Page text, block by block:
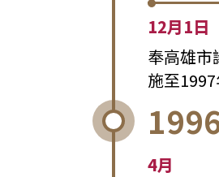
12月1日
奉高雄市
施至
4月